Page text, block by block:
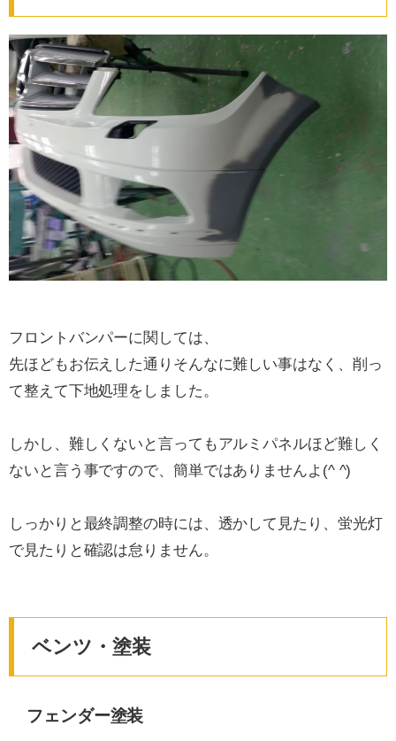
フロントバンパーに関しては、
先ほどもお伝えした通りそんなに難しい事はなく、削っ
て整えて下地処理をしました。
しかし、難しくないと言ってもアルミパネルほど難しく
ないと言う事ですので、簡単ではありませんよ(^ ^)
しっかりと最終調整の時には、透かして見たり、蛍光灯
で見たりと確認は怠りません。
ベンツ・塗装
フェンダー塗装